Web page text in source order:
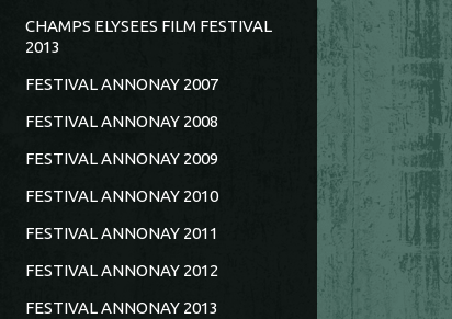
CHAMPS ELYSEES FILM FESTIVAL
2013
FESTIVAL ANNONAY 2007
FESTIVAL ANNONAY 2008
FESTIVAL ANNONAY 2009
FESTIVAL ANNONAY 2010
FESTIVAL ANNONAY 2011
FESTIVAL ANNONAY 2012
FESTIVAL ANNONAY 2013